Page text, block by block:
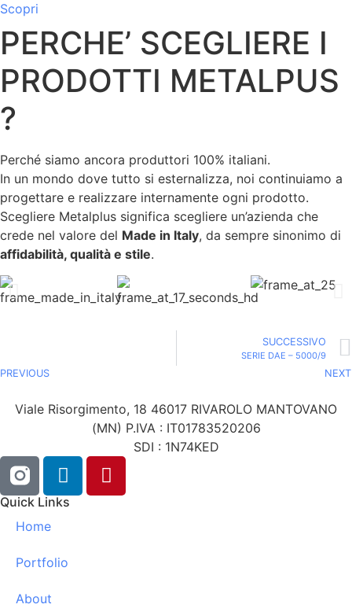
Scopri
PERCHE’ SCEGLIERE I
PRODOTTI METALPUS
?
Perché siamo ancora produttori 100% italiani.
In un mondo dove tutto si esternalizza, noi continuiamo a
progettare e realizzare internamente ogni prodotto.
Scegliere Metalplus significa scegliere un’azienda che
crede nel valore del Made in Italy, da sempre sinonimo di
affidabilità, qualità e stile.
SUCCESSIVO
SERIE DAE – 5000/9
PREVIOUS NEXT
Viale Risorgimento, 18 46017 RIVAROLO MANTOVANO
(MN) P.IVA : IT01783520206
SDI : 1N74KED
Quick Links
Home
Portfolio
About